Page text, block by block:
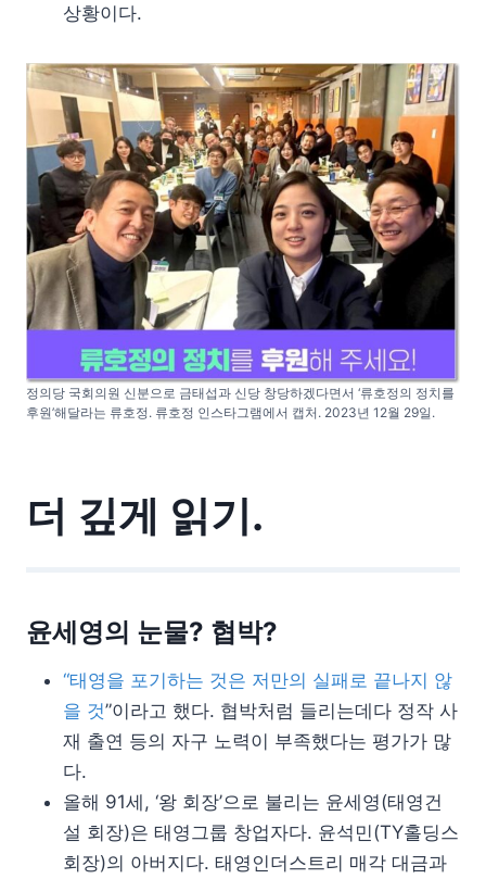
상황이다.
정의당 국회의원 신분으로 금태섭과 신당 창당하겠다면서 ‘류호정의 정치를
후원’해달라는 류호정. 류호정 인스타그램에서 캡처. 2023년 12월 29일.
더 깊게 읽기.
윤세영의 눈물? 협박?
“태영을 포기하는 것은 저만의 실패로 끝나지 않
을 것”이라고 했다. 협박처럼 들리는데다 정작 사
재 출연 등의 자구 노력이 부족했다는 평가가 많
다.
올해 91세, ‘왕 회장’으로 불리는 윤세영(태영건
설 회장)은 태영그룹 창업자다. 윤석민(TY홀딩스
회장)의 아버지다. 태영인더스트리 매각 대금과